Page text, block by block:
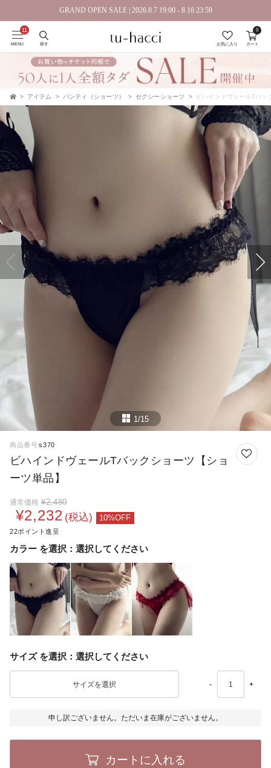
GRAND OPEN SALE | 2026.8.7 19:00 - 8.16 23:59
会員登録で今すぐ使えるポイントプレゼント！
MENU 探す お気に入り カート
0
アイテム パンティ（ショーツ） セクシーショーツ ビハインドヴェールTバッ
1/15
商品番号 s370
ビハインドヴェールTバックショーツ【ショ
ーツ単品】
通常価格 ¥2,480
¥2,232 税込
22
カラー 選択してください
サイズ 選択してください
- +
申し訳ございません。ただいま在庫がございません。
カートに入れる